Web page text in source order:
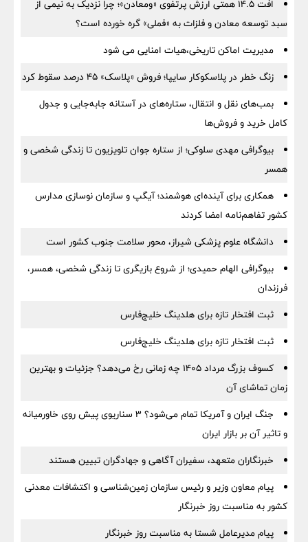
افت ۱۴.۵ همتی ارزش پرتفوی «ومعادن»؛ چرا نزدیک به نیمی از
سبد توسعه معادن و فلزات به «فملی» گره خورده است؟
مدیریت اماکن تاریخی،هیات امنایی می شود
زنگ خطر در پلاسکوکار سایپا؛ فروش «پلاسک» ۴۵ درصد سقوط کرد
بمب‌های نقل و انتقال، ستاره‌های در آستانه جابه‌جایی و جدول
کامل خرید و فروش‌ها
بیوگرافی مهدی سلوکی؛ از ستاره جوان تلویزیون تا زندگی شخصی و
همسر
همکاری برای آینده‌ای هوشمند؛ آیگپ و سازمان نوسازی مدارس
کشور تفاهم‌نامه امضا کردند
دانشگاه علوم پزشکی شیراز، محور سلامت جنوب کشور است
بیوگرافی الهام حمیدی؛ از شروع بازیگری تا زندگی شخصی، همسر،
فرزندان
ثبت افتخار تازه برای هلدینگ خلیج‌فارس
ثبت افتخار تازه برای هلدینگ خلیج‌فارس
کسوف بزرگ مرداد ۱۴۰۵ چه زمانی رخ می‌دهد؟ جزئیات و بهترین
زمان تماشای آن
جنگ ایران و آمریکا تمام می‌شود؟ ۳ سناریوی پیش روی خاورمیانه
و تاثیر آن بر بازار ایران
خبرنگاران متعهد، سفیران آگاهی و جهادگران تبیین هستند
پیام معاون وزیر و رئیس سازمان زمین‌شناسی و اکتشافات معدنی
کشور به مناسبت روز خبرنگار
پیام مدیرعامل شستا به مناسبت روز خبرنگار